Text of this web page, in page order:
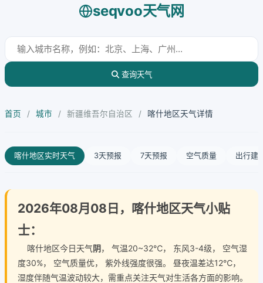
seqvoo天气网
查询天气
首页 / 城市 / 新疆维吾尔自治区 / 喀什地区天气详情
喀什地区实时天气 3天预报 7天预报 空气质量 出行建
2026年08月08日，喀什地区天气小贴
士：
喀什地区今日天气阴， 气温20~32℃， 东风3-4级， 空气湿
度30%， 空气质量优， 紫外线强度很强。 昼夜温差达12℃，
湿度伴随气温波动较大，需重点关注天气对生活各方面的影响。